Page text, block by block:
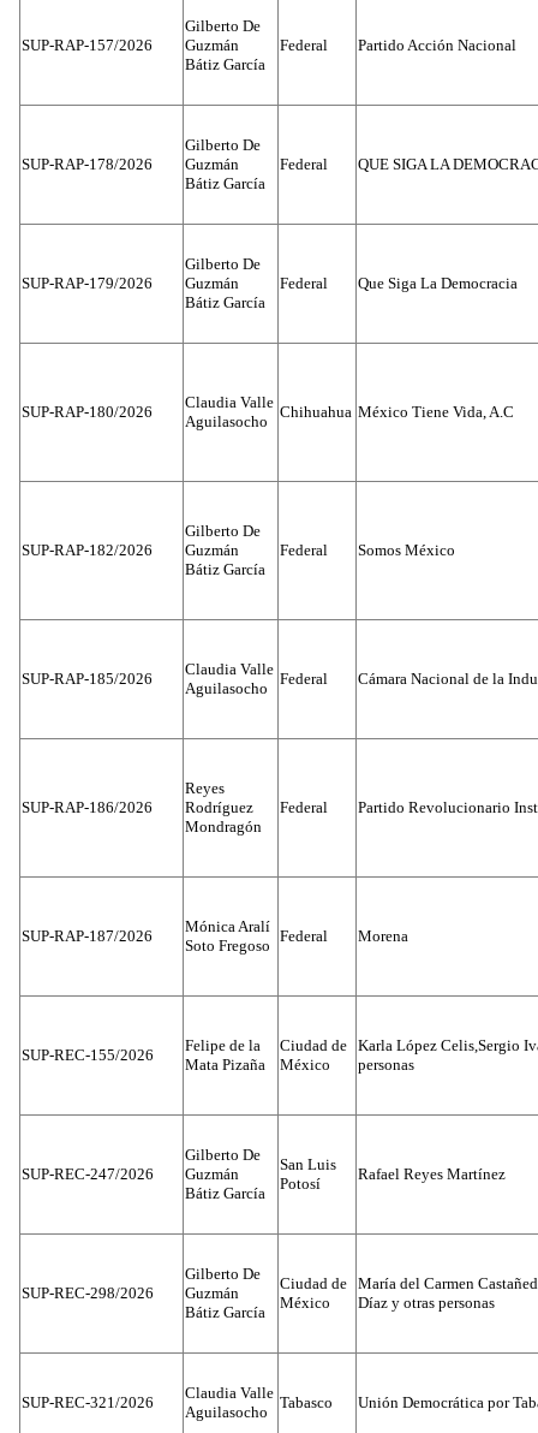
SUP-RAP-157/2026
Gilberto De
Guzmán
Bátiz García
Federal Partido Acción Nacional
SUP-RAP-178/2026
Gilberto De
Guzmán
Bátiz García
Federal QUE SIGA LA
SUP-RAP-179/2026
Gilberto De
Guzmán
Bátiz García
Federal Que Siga La Democracia
SUP-RAP-180/2026
Claudia Valle
Aguilasocho
Chihuahua México Tiene Vida, A.C
SUP-RAP-182/2026
Gilberto De
Guzmán
Bátiz García
Federal Somos México
SUP-RAP-185/2026
Claudia Valle
Aguilasocho
Federal Cámara Nacional de la
SUP-RAP-186/2026
Reyes
Rodríguez
Mondragón
Federal Partido Revolucionario
SUP-RAP-187/2026
Mónica Aralí
Soto Fregoso
Federal Morena
SUP-REC-155/2026
Felipe de la
Mata Pizaña
Ciudad de
México
Karla López Celis,Sergio
personas
SUP-REC-247/2026
Gilberto De
Guzmán
Bátiz García
San Luis
Potosí
Rafael Reyes Martínez
SUP-REC-298/2026
Gilberto De
Guzmán
Bátiz García
Ciudad de
México
María del Carmen
Díaz y otras personas
SUP-REC-321/2026
Claudia Valle
Aguilasocho
Tabasco Unión Democrática por